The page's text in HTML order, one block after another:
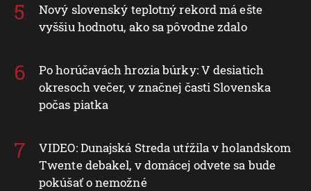
Nový slovenský teplotný rekord má ešte
vyššiu hodnotu, ako sa pôvodne zdalo
Po horúčavách hrozia búrky: V desiatich
okresoch večer, v značnej časti Slovenska
počas piatka
VIDEO: Dunajská Streda utŕžila v holandskom
Twente debakel, v domácej odvete sa bude
pokúšať o nemožné